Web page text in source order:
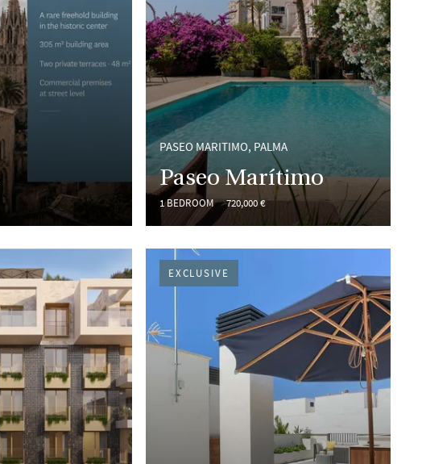
PASEO MARITIMO, PALMA
Paseo Marítimo
1 BEDROOM 720,000 €
EXCLUSIVE